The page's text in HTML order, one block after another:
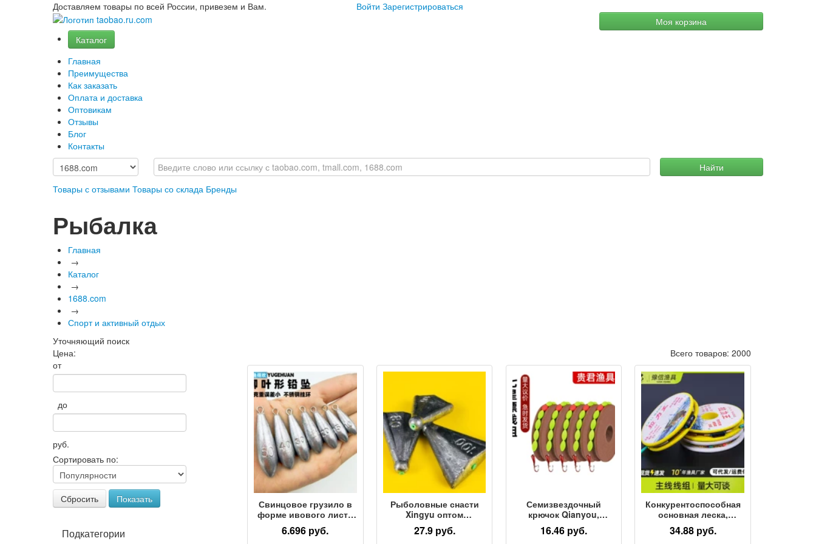
Доставляем товары по всей России, привезем и Вам. Войти Зарегистрироваться
Моя корзина
Каталог
Главная
Преимущества
Как заказать
Оплата и доставка
Оптовикам
Отзывы
Блог
Контакты
Товары с отзывами Товары со склада Бренды
Найти
Рыбалка
Главная
→
Каталог
→
1688.com
→
Спорт и активный отдых
Уточняющий поиск
Цена:
от
до
руб.
Сортировать по:
Сбросить Показать
Подкатегории
Всего товаров: 2000
Свинцовое грузило в
форме ивового листа
большой дальности
для морской рыбалки,
6.696 руб.
Рыболовные снасти
Xingyu оптом
авиационные
свинцовые грузила с
27.9 руб.
Семизвездочный
крючок Qianyou,
устремленный к небу,
набор лески для ловли
16.46 руб.
Конкурентоспособная
основная леска,
удобный набор лески,
готовый продукт,
34.88 руб.